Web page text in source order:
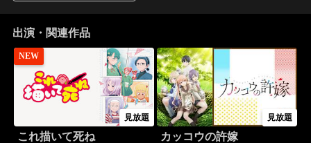
出演・関連作品
NEW
見放題
これ描いて死ね
見放題
カッコウの許嫁